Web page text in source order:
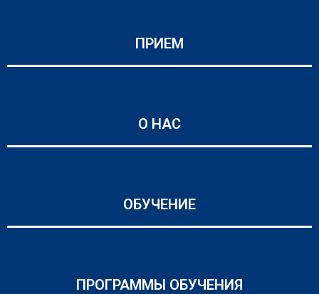
ПРИЕМ
О НАС
ОБУЧЕНИЕ
ПРОГРАММЫ ОБУЧЕНИЯ